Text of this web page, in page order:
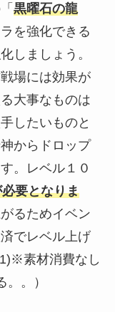
黒曜石の龍
を強化できる
しましょう。
場には効果が
大事なものは
したいものと
からドロップ
。レベル１０
要となりま
るためイベン
でレベル上げ
素材消費なし
。）